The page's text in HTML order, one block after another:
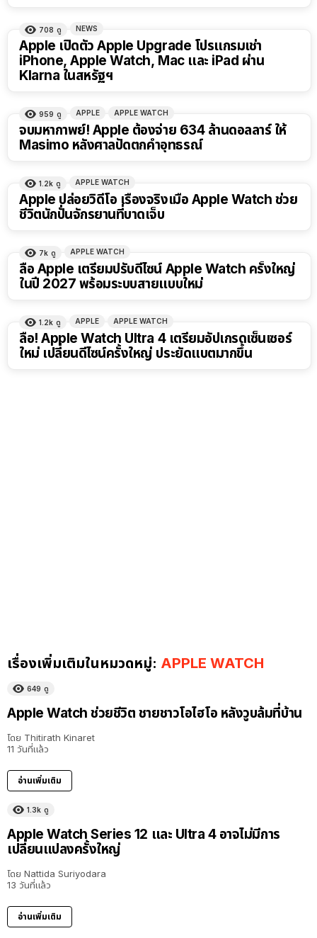
708 ดู NEWS
Apple เปิดตัว Apple Upgrade โปรแกรมเช่า
iPhone, Apple Watch, Mac และ iPad ผ่าน
Klarna ในสหรัฐฯ
959 ดู APPLE APPLE WATCH
จบมหากาพย์! Apple ต้องจ่าย 634 ล้านดอลลาร์ ให้
Masimo หลังศาลปัดตกคำอุทธรณ์
1.2k ดู APPLE WATCH
Apple ปล่อยวิดีโอ เรื่องจริงเมื่อ Apple Watch ช่วย
ชีวิตนักปั่นจักรยานที่บาดเจ็บ
7k ดู APPLE WATCH
ลือ Apple เตรียมปรับดีไซน์ Apple Watch ครั้งใหญ่
ในปี 2027 พร้อมระบบสายแบบใหม่
1.2k ดู APPLE APPLE WATCH
ลือ! Apple Watch Ultra 4 เตรียมอัปเกรดเซ็นเซอร์
ใหม่ เปลี่ยนดีไซน์ครั้งใหญ่ ประยัดแบตมากขึ้น
เรื่องเพิ่มเติมในหมวดหมู่: APPLE WATCH
649 ดู
Apple Watch ช่วยชีวิต ชายชาวโอไฮโอ หลังวูบล้มที่บ้าน
โดย Thitirath Kinaret
11 วันที่แล้ว
อ่านเพิ่มเติม
1.3k ดู
Apple Watch Series 12 และ Ultra 4 อาจไม่มีการ
เปลี่ยนแปลงครั้งใหญ่
โดย Nattida Suriyodara
13 วันที่แล้ว
อ่านเพิ่มเติม